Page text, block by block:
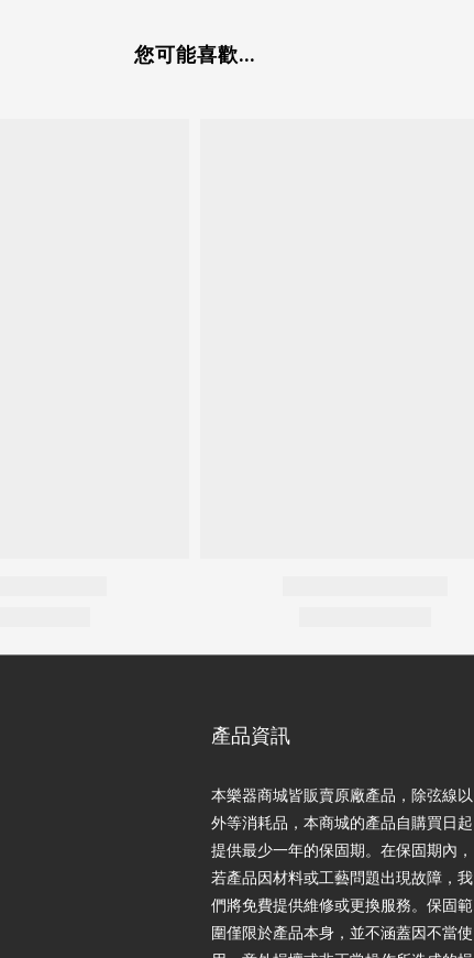
您可能喜歡...
產品資訊
本樂器商城皆販賣原廠產品，除弦線以
外等消耗品，本商城的產品自購買日起
提供最少一年的保固期。在保固期內，
若產品因材料或工藝問題出現故障，我
們將免費提供維修或更換服務。保固範
圍僅限於產品本身，並不涵蓋因不當使